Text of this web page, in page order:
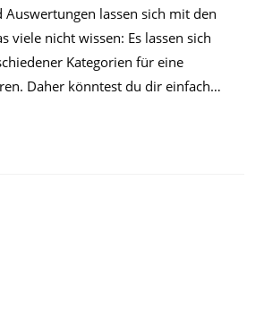
Auswertungen lassen sich mit den
viele nicht wissen: Es lassen sich
Kategorien für eine
Daher könntest du dir einfach…